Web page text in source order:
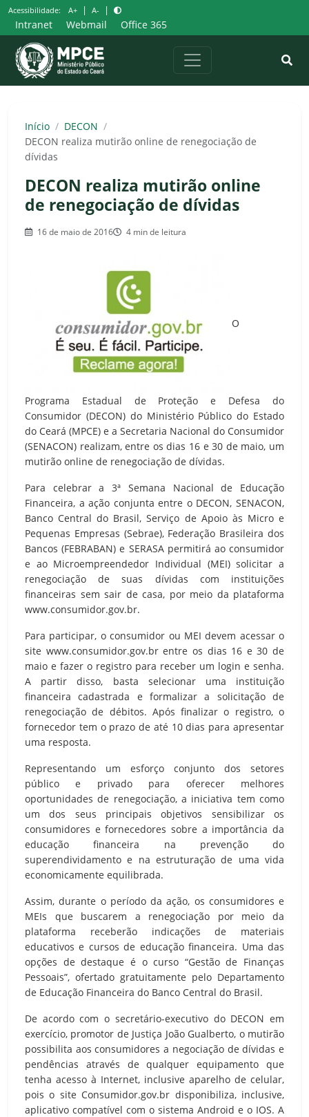
Pular
para
o
conteúdo
Acessibilidade: A+ | A- |
Intranet Webmail Office 365
Início / DECON /
DECON realiza mutirão online de renegociação de
dívidas
DECON realiza mutirão online
de renegociação de dívidas
16 de maio de 2016 4 min de leitura
O
Programa Estadual de Proteção e Defesa do
Consumidor (DECON) do Ministério Público do Estado
do Ceará (MPCE) e a Secretaria Nacional do Consumidor
(SENACON) realizam, entre os dias 16 e 30 de maio, um
mutirão online de renegociação de dívidas.
Para celebrar a 3ª Semana Nacional de Educação
Financeira, a ação conjunta entre o DECON, SENACON,
Banco Central do Brasil, Serviço de Apoio às Micro e
Pequenas Empresas (Sebrae), Federação Brasileira dos
Bancos (FEBRABAN) e SERASA permitirá ao consumidor
e ao Microempreendedor Individual (MEI) solicitar a
renegociação de suas dívidas com instituições
financeiras sem sair de casa, por meio da plataforma
www.consumidor.gov.br.
Para participar, o consumidor ou MEI devem acessar o
site www.consumidor.gov.br entre os dias 16 e 30 de
maio e fazer o registro para receber um login e senha.
A partir disso, basta selecionar uma instituição
financeira cadastrada e formalizar a solicitação de
renegociação de débitos. Após finalizar o registro, o
fornecedor tem o prazo de até 10 dias para apresentar
uma resposta.
Representando um esforço conjunto dos setores
público e privado para oferecer melhores
oportunidades de renegociação, a iniciativa tem como
um dos seus principais objetivos sensibilizar os
consumidores e fornecedores sobre a importância da
educação financeira na prevenção do
superendividamento e na estruturação de uma vida
economicamente equilibrada.
Assim, durante o período da ação, os consumidores e
MEIs que buscarem a renegociação por meio da
plataforma receberão indicações de materiais
educativos e cursos de educação financeira. Uma das
opções de destaque é o curso “Gestão de Finanças
Pessoais”, ofertado gratuitamente pelo Departamento
de Educação Financeira do Banco Central do Brasil.
De acordo com o secretário-executivo do DECON em
exercício, promotor de Justiça João Gualberto, o mutirão
possibilita aos consumidores a negociação de dívidas e
pendências através de qualquer equipamento que
tenha acesso à Internet, inclusive aparelho de celular,
pois o site Consumidor.gov.br disponibiliza, inclusive,
aplicativo compatível com o sistema Android e o IOS. A